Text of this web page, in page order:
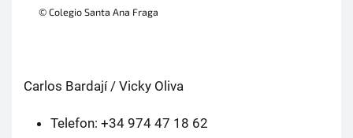
© Colegio Santa Ana Fraga
Carlos Bardají / Vicky Oliva
Telefon: +34 974 47 18 62